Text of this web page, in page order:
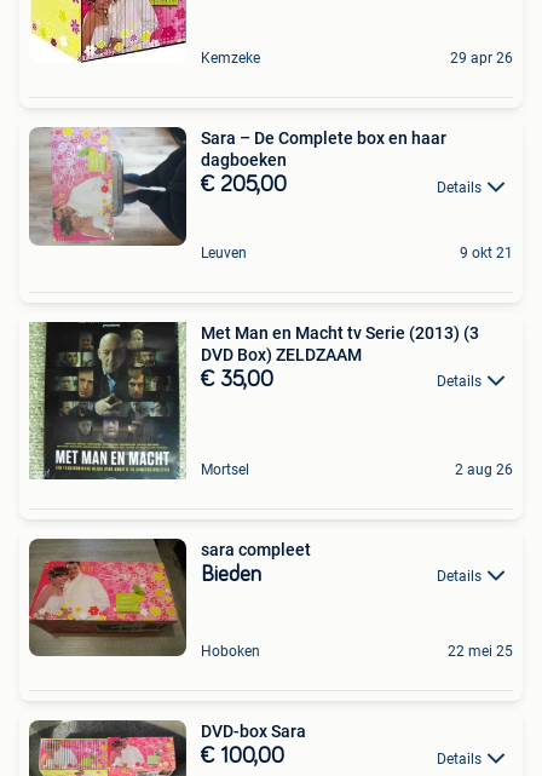
Kemzeke 29 apr 26
Sara – De Complete box en haar
dagboeken
€ 205,00 Details
Leuven 9 okt 21
Met Man en Macht tv Serie (2013) (3
DVD Box) ZELDZAAM
€ 35,00 Details
Mortsel 2 aug 26
sara compleet
Bieden Details
Hoboken 22 mei 25
DVD-box Sara
€ 100,00 Details